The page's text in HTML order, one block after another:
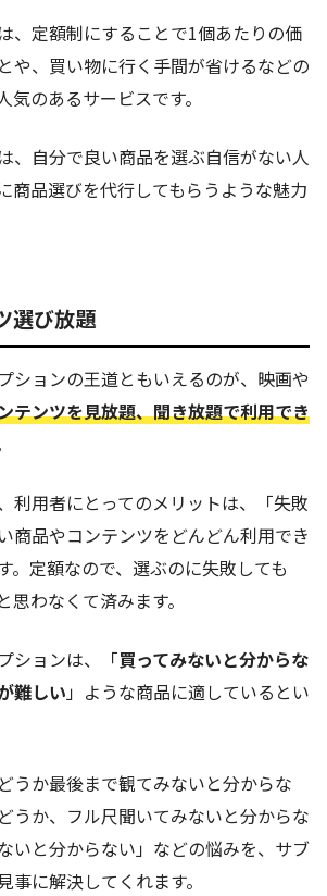
、定額制にすることで1個あたりの価
や、買い物に行く手間が省けるなどの
気のあるサービスです。
、自分で良い商品を選ぶ自信がない人
商品選びを代行してもらうような魅力
選び放題
ションの王道ともいえるのが、映画や
テンツを見放題、聞き放題で利用でき
利用者にとってのメリットは、「失敗
商品やコンテンツをどんどん利用でき
。定額なので、選ぶのに失敗しても
思わなくて済みます。
ションは、「買ってみないと分からな
難しい」ような商品に適しているとい
うか最後まで観てみないと分からな
うか、フル尺聞いてみないと分からな
いと分からない」などの悩みを、サブ
事に解決してくれます。